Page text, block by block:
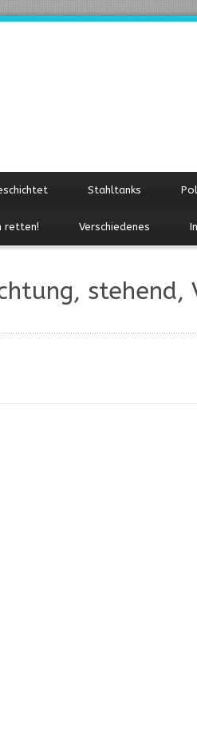
Stahltanks
retten! Verschiedenes
stehend,